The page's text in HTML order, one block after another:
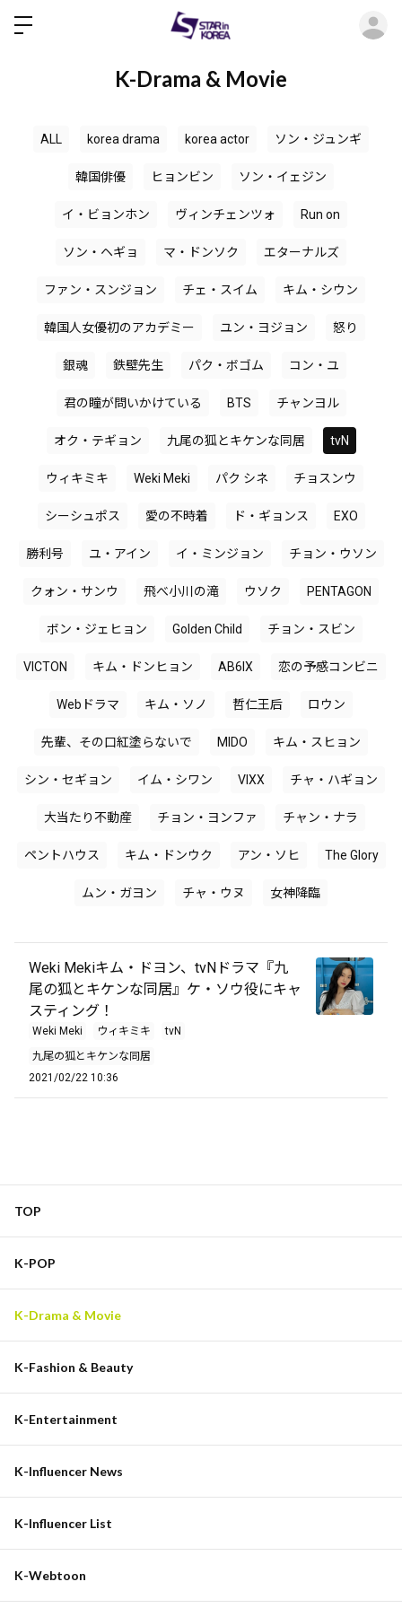
K-Drama & Movie
ALL korea drama korea actor ソン・ジュンギ
韓国俳優 ヒョンビン ソン・イェジン
イ・ビョンホン ヴィンチェンツォ Run on
ソン・ヘギョ マ・ドンソク エターナルズ
ファン・スンジョン チェ・スイム キム・シウン
韓国人女優初のアカデミー ユン・ヨジョン 怒り
銀魂 鉄壁先生 パク・ボゴム コン・ユ
君の瞳が問いかけている BTS チャンヨル
オク・テギョン 九尾の狐とキケンな同居 tvN
ウィキミキ Weki Meki パク シネ チョスンウ
シーシュポス 愛の不時着 ド・ギョンス EXO
勝利号 ユ・アイン イ・ミンジョン チョン・ウソン
クォン・サンウ 飛べ小川の滝 ウソク PENTAGON
ボン・ジェヒョン Golden Child チョン・スビン
VICTON キム・ドンヒョン AB6IX 恋の予感コンビニ
Webドラマ キム・ソノ 哲仁王后 ロウン
先輩、その口紅塗らないで MIDO キム・スヒョン
シン・セギョン イム・シワン VIXX チャ・ハギョン
大当たり不動産 チョン・ヨンファ チャン・ナラ
ペントハウス キム・ドンウク アン・ソヒ The Glory
ムン・ガヨン チャ・ウヌ 女神降臨
Weki Mekiキム・ドヨン、tvNドラマ『九
尾の狐とキケンな同居』ケ・ソウ役にキャ
スティング！
Weki Meki ウィキミキ
tvN
九尾の狐とキケンな同居
2021/02/22 10:36
TOP
K-POP
K-Drama & Movie
K-Fashion & Beauty
K-Entertainment
K-Influencer News
K-Influencer List
K-Webtoon